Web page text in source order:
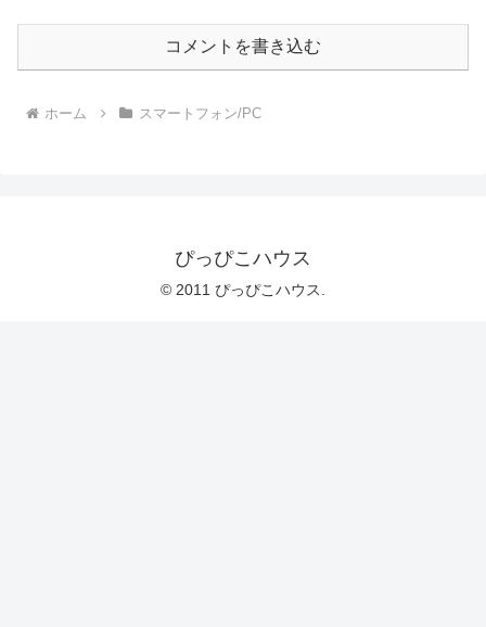
コメントを書き込む
ホーム スマートフォン/PC
ぴっぴこハウス
© 2011 ぴっぴこハウス.